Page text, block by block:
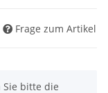
Frage zum Artikel
Sie bitte die